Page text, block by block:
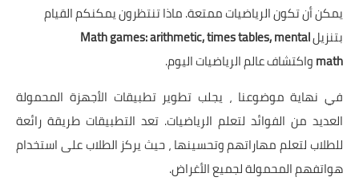
يمكن أن تكون الرياضيات ممتعة. ماذا تنتظرون يمكنكم القيام
بتنزيلMath games: arithmetic, times tables, mental
mathواكتشاف عالم الرياضيات اليوم.
في نهاية موضوعنا ، يجلب تطوير تطبيقات الأجهزة المحمولة
العديد من الفوائد لتعلم الرياضيات. تعد التطبيقات طريقة رائعة
للطلاب لتعلم مهاراتهم وتحسينها ، حيث يركز الطلاب على استخدام
هواتفهم المحمولة لجميع الأغراض.